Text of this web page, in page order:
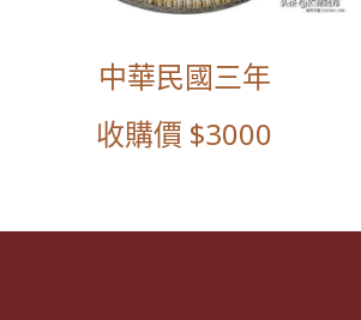
中華民國三年
收購價 $3000